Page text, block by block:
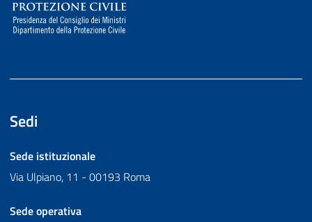
Sedi
Sede istituzionale
Via Ulpiano, 11 - 00193 Roma
Sede operativa